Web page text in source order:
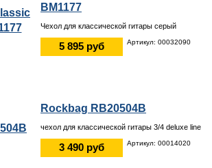
BM1177
Чехол для классической гитары серый
5 895 руб Артикул: 00032090
Rockbag RB20504B
чехол для классической гитары 3/4 deluxe line
3 490 руб Артикул: 00014020